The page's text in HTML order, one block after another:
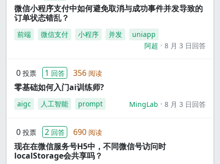
微信小程序支付中如何避免取消与成功事件并发导致的
订单状态错乱？
前端 微信支付 小程序 并发
uniapp
阿超
8 月 3 日回答
0 投票 1 回答 356 阅读
零基础如何入门ai训练师?
aigc 人工智能 prompt MingLab 8 月 3 日回答
0 投票 2 回答 690 阅读
现在在微信服务号H5中，不同微信号访问时
localStorage会共享吗？